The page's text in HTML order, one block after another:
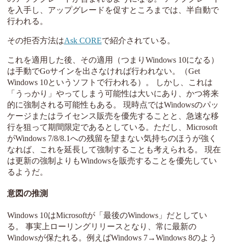
を入手し、アップグレードを促すところまでは、半自動で
行われる。
その拒否方法はAsk COREで紹介されている。
これを適用した後、その適用（つまりWindows 10になる）
は手動でGoサインを出さなければ行われない。（Get
Windows 10というソフトで行われる）。 しかし、これは
「うっかり」やってしまう可能性は大いにあり、かつ将来
的に強制される可能性もある。 現時点ではWindowsのパッ
ケージまたはライセンス販売を優先することと、急速な移
行を狙って期間限定であるとしている。ただし、Microsoft
がWindows 7/8/8.1への残留を望まない気持ちのほうが強く
なれば、これを延長して強制することも考えられる。 現在
は更新の強制よりもWindowsを販売することを優先してい
るようだ。
意図の推測
Windows 10はMicrosoftが「最後のWindows」だとしてい
る。 事実上ローリングリリースとなり、常に最新の
Windowsが保たれる。例えばWindows 7→Windows 8のよう